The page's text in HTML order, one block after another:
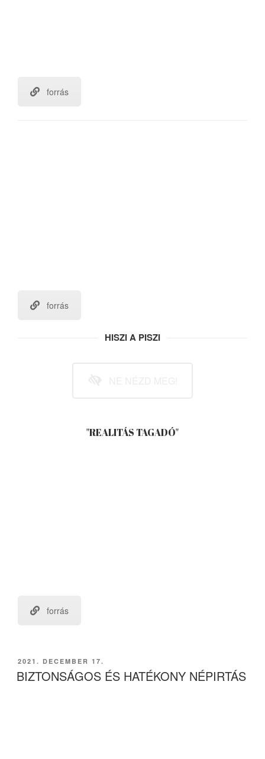
forrás
forrás
HISZI A PISZI
"REALITÁS TAGADÓ"
forrás
BEKÜLDVE:
2021. DECEMBER 17.
BIZTONSÁGOS ÉS HATÉKONY NÉPIRTÁS